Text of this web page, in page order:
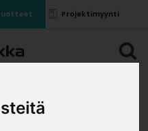
Projektimyynti